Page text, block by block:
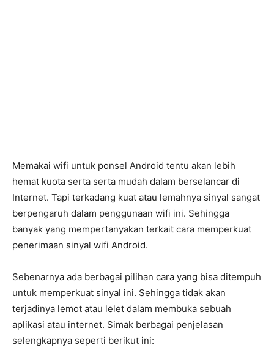
Memakai wifi untuk ponsel Android tentu akan lebih
hemat kuota serta serta mudah dalam berselancar di
Internet. Tapi terkadang kuat atau lemahnya sinyal sangat
berpengaruh dalam penggunaan wifi ini. Sehingga
banyak yang mempertanyakan terkait cara memperkuat
penerimaan sinyal wifi Android.
Sebenarnya ada berbagai pilihan cara yang bisa ditempuh
untuk memperkuat sinyal ini. Sehingga tidak akan
terjadinya lemot atau lelet dalam membuka sebuah
aplikasi atau internet. Simak berbagai penjelasan
selengkapnya seperti berikut ini: